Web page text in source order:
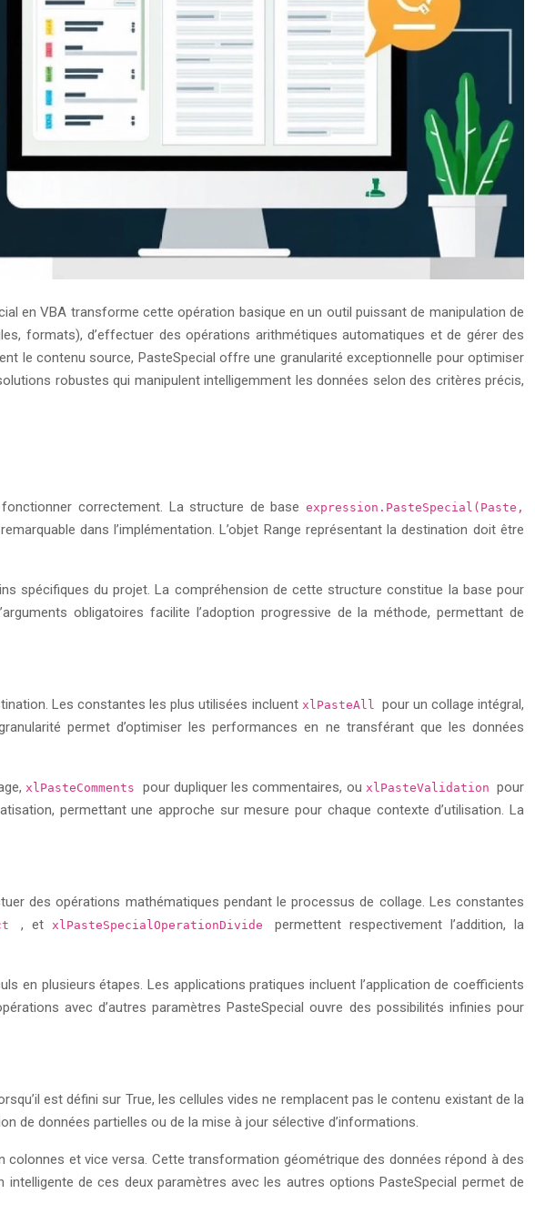
en VBA transforme cette opération basique en un outil puissant de manipulation de
formats), d’effectuer des opérations arithmétiques automatiques et de gérer des
le contenu source, PasteSpecial offre une granularité exceptionnelle pour optimiser
robustes qui manipulent intelligemment les données selon des critères précis,
correctement. La structure de base expression.PasteSpecial(Paste,
dans l’implémentation. L’objet Range représentant la destination doit être
spécifiques du projet. La compréhension de cette structure constitue la base pour
obligatoires facilite l’adoption progressive de la méthode, permettant de
Les constantes les plus utilisées incluent xlPasteAll pour un collage intégral,
permet d’optimiser les performances en ne transférant que les données
xlPasteComments pour dupliquer les commentaires, ou xlPasteValidation pour
permettant une approche sur mesure pour chaque contexte d’utilisation. La
des opérations mathématiques pendant le processus de collage. Les constantes
, et xlPasteSpecialOperationDivide permettent respectivement l’addition, la
en plusieurs étapes. Les applications pratiques incluent l’application de coefficients
avec d’autres paramètres PasteSpecial ouvre des possibilités infinies pour
est défini sur True, les cellules vides ne remplacent pas le contenu existant de la
de données partielles ou de la mise à jour sélective d’informations.
et vice versa. Cette transformation géométrique des données répond à des
de ces deux paramètres avec les autres options PasteSpecial permet de